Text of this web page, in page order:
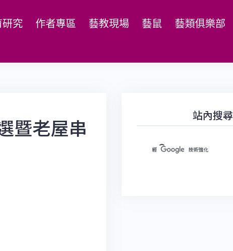
研究 作者專區 藝教現場 藝鼠 藝類俱樂部
暨老屋串 站內搜尋